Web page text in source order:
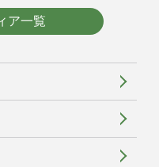
ア一覧